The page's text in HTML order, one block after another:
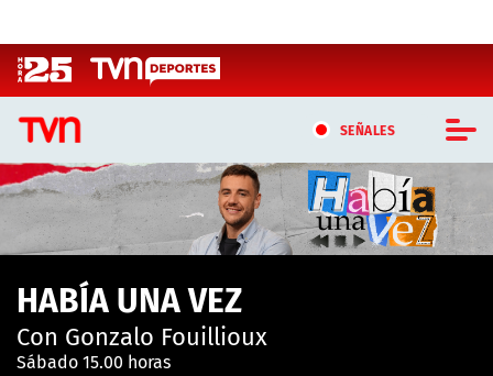
SEÑALES
CASTING MASTERCHEF CHILE
CASTING TVN VERTICAL
TVN VERTICAL
TVN PLAY
HABÍA UNA VEZ
Con Gonzalo Fouillioux
Sábado 15.00 horas